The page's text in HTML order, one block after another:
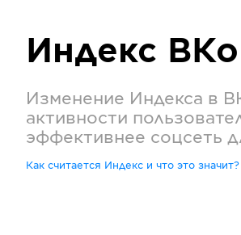
Индекс
Изменение Индекса в
активности
эффективнее соцсеть
Как считается Индекс и что это значит?